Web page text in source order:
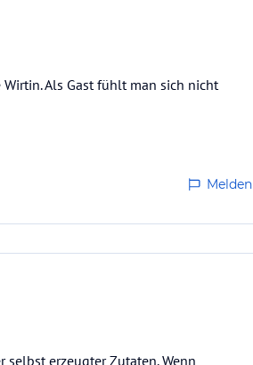
Als Gast fühlt man sich nicht
Melden
erzeugter Zutaten. Wenn